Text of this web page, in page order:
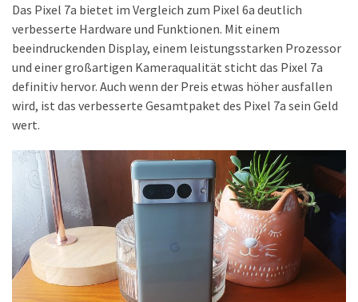
Smartwatches
(13)
Handytarif
(38)
Angebote
(19)
Handytarif-
Vergleich
Das Pixel 7a bietet im Vergleich zum Pixel 6a deutlich
verbesserte Hardware und Funktionen. Mit einem
beeindruckenden Display, einem leistungsstarken Prozessor
und einer großartigen Kameraqualität sticht das Pixel 7a
definitiv hervor. Auch wenn der Preis etwas höher ausfallen
wird, ist das verbesserte Gesamtpaket des Pixel 7a sein Geld
wert.